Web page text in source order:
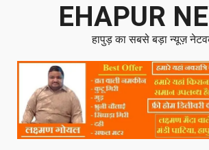
EHAPUR
हापुड़ का सबसे बड़ा न्यूज़